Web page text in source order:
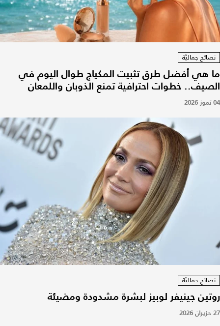
نصائح جماليّة
ما هي أفضل طرق تثبيت المكياج طوال اليوم في
الصيف.. خطوات احترافية تمنع الذوبان واللمعان
04 تموز 2026
نصائح جماليّة
روتين جينيفر لوبيز لبشرة مشدودة ومضيئة
27 حزيران 2026